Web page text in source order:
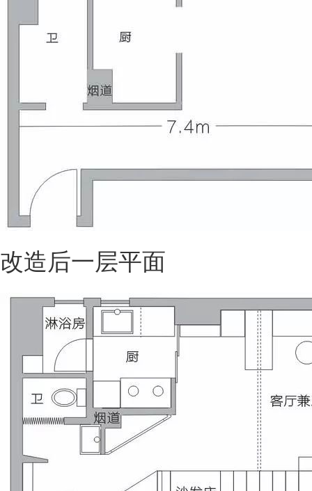
改造后一层平面